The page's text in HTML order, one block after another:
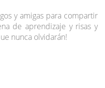
y amigas para compartir
de aprendizaje y risas y
nunca olvidarán!